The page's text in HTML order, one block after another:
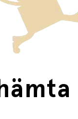
spill och
märkta, och